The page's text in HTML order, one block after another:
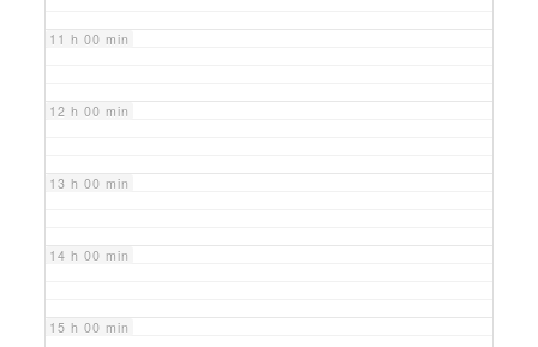
11 h 00 min
12 h 00 min
13 h 00 min
14 h 00 min
15 h 00 min